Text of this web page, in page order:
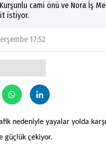
cami önü ve Nora İş
istiyor.
17:52
nedeniyle yayalar yolda
güçlük çekiyor.